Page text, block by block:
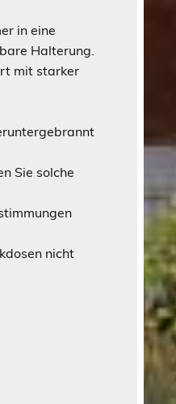
in eine
Halterung.
mit starker
Sie solche
nicht